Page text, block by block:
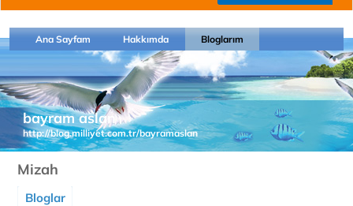
Ana Sayfam Hakkımda Bloglarım
bayram aslan
http://blog.milliyet.com.tr/bayramaslan
Mizah
Bloglar